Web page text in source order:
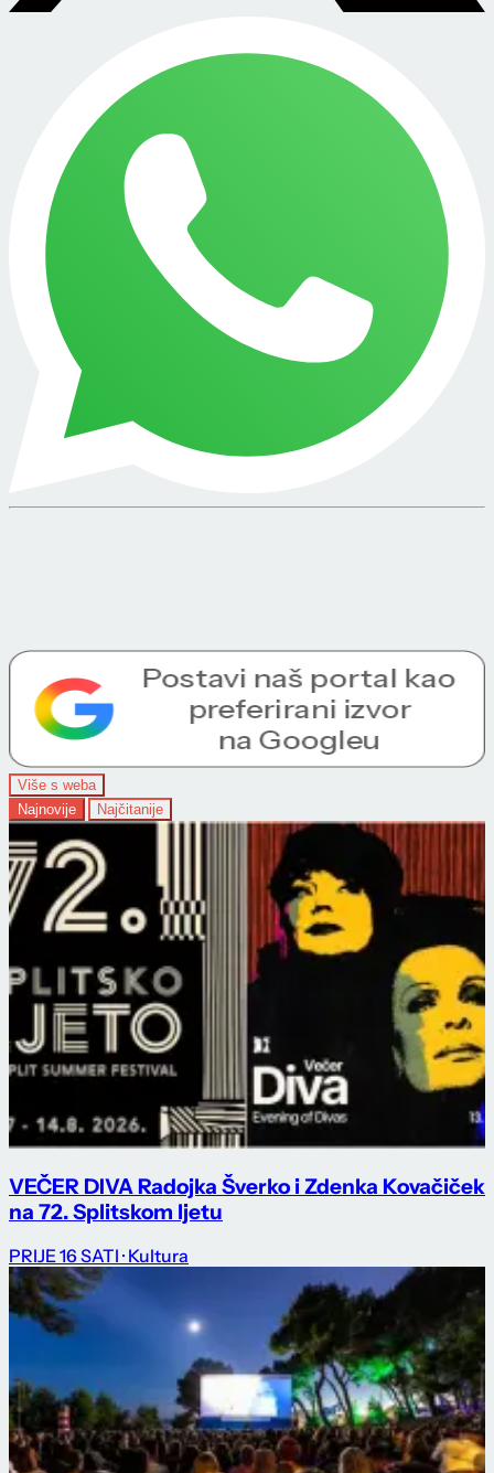
Više s weba
Najnovije
Najčitanije
VEČER DIVA Radojka Šverko i Zdenka Kovačiček
na 72. Splitskom ljetu
PRIJE 16 SATI · Kultura